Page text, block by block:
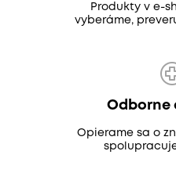
Produkty v e-
vyberáme,
Odborne
Opierame sa o